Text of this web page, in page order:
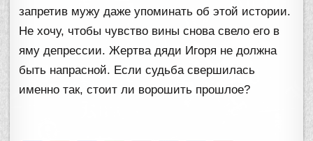
запретив мужу даже упоминать об этой истории.
Не хочу, чтобы чувство вины снова свело его в
яму депрессии. Жертва дяди Игоря не должна
быть напрасной. Если судьба свершилась
именно так, стоит ли ворошить прошлое?